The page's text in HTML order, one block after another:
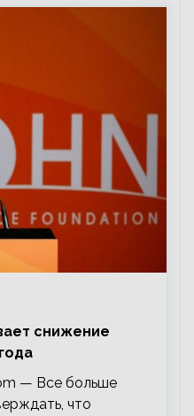
снижение
— Все больше
что